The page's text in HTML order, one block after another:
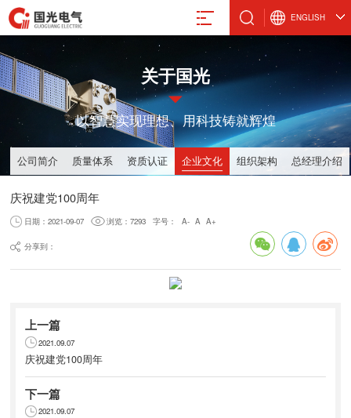
ENGLISH
极制造
真空计
真空应用设备
真空部件
飞机厨房设备
微波设备
封装外壳产品
激光治疗仪
激光管激光电源
88491611
泉驿区星光西路117号
关于国光
以智慧实现理想、用科技铸就辉煌
公司简介 质量体系 资质认证 企业文化 组织架构 总经理介绍
庆祝建党100周年
日期：2021-09-07 浏览：7293 字号： A- A A+
分享到：
上一篇
2021.09.07
庆祝建党100周年
下一篇
2021.09.07